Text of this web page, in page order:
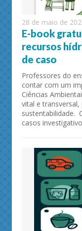
28 de maio de
E-book
recursos
de caso
Professores do
contar com um
Ciências
vital e
sustentabilidade.
casos